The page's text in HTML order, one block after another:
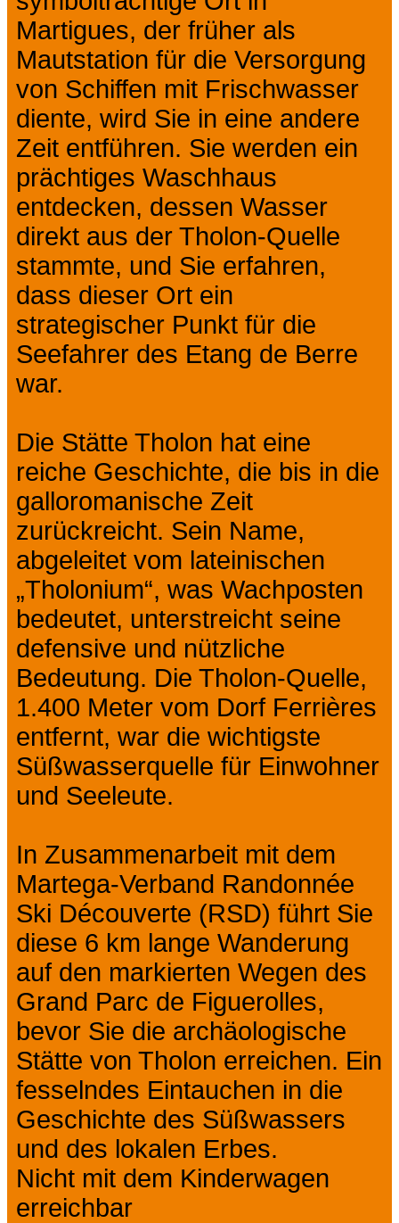
Martigues, der früher als
Mautstation für die Versorgung
von Schiffen mit Frischwasser
diente, wird Sie in eine andere
Zeit entführen. Sie werden ein
prächtiges Waschhaus
entdecken, dessen Wasser
direkt aus der Tholon-Quelle
stammte, und Sie erfahren,
dass dieser Ort ein
strategischer Punkt für die
Seefahrer des Etang de Berre
war.
Die Stätte Tholon hat eine
reiche Geschichte, die bis in die
galloromanische Zeit
zurückreicht. Sein Name,
abgeleitet vom lateinischen
„Tholonium“, was Wachposten
bedeutet, unterstreicht seine
defensive und nützliche
Bedeutung. Die Tholon-Quelle,
1.400 Meter vom Dorf Ferrières
entfernt, war die wichtigste
Süßwasserquelle für Einwohner
und Seeleute.
In Zusammenarbeit mit dem
Martega-Verband Randonnée
Ski Découverte (RSD) führt Sie
diese 6 km lange Wanderung
auf den markierten Wegen des
Grand Parc de Figuerolles,
bevor Sie die archäologische
Stätte von Tholon erreichen. Ein
fesselndes Eintauchen in die
Geschichte des Süßwassers
und des lokalen Erbes.
Nicht mit dem Kinderwagen
erreichbar